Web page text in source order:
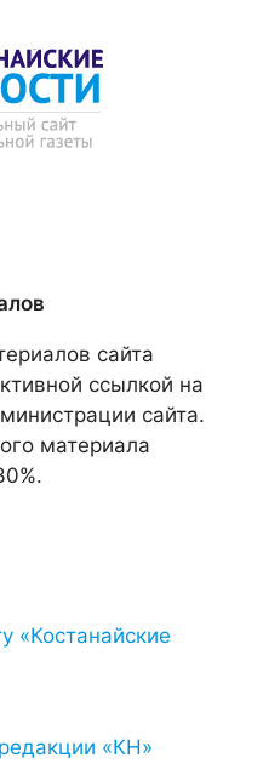
сайта
ссылкой на
сайта.
материала
«Костанайские
«КН»